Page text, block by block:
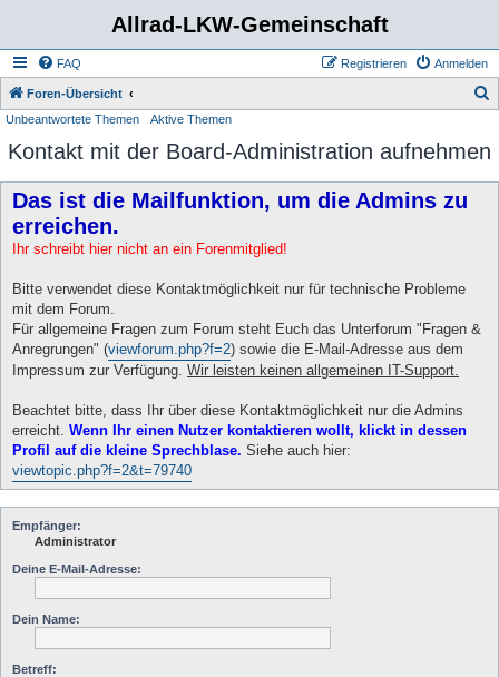
Allrad-LKW-Gemeinschaft
FAQ Anmelden
Registrieren
Foren-Übersicht
Unbeantwortete Themen Aktive Themen
Kontakt mit der Board-Administration aufnehmen
Das ist die Mailfunktion, um die Admins zu
erreichen.
Ihr schreibt hier nicht an ein Forenmitglied!
Bitte verwendet diese Kontaktmöglichkeit nur für technische Probleme
mit dem Forum.
Für allgemeine Fragen zum Forum steht Euch das Unterforum "Fragen &
Anregrungen" (viewforum.php?f=2) sowie die E-Mail-Adresse aus dem
Impressum zur Verfügung. Wir leisten keinen allgemeinen IT-Support.
Beachtet bitte, dass Ihr über diese Kontaktmöglichkeit nur die Admins
erreicht. Wenn Ihr einen Nutzer kontaktieren wollt, klickt in dessen
Profil auf die kleine Sprechblase. Siehe auch hier:
viewtopic.php?f=2&t=79740
Empfänger:
Administrator
Deine E-Mail-Adresse:
Dein Name:
Betreff: